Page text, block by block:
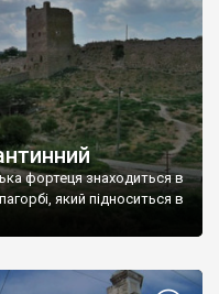
фортеця знаходиться в
який підноситься в